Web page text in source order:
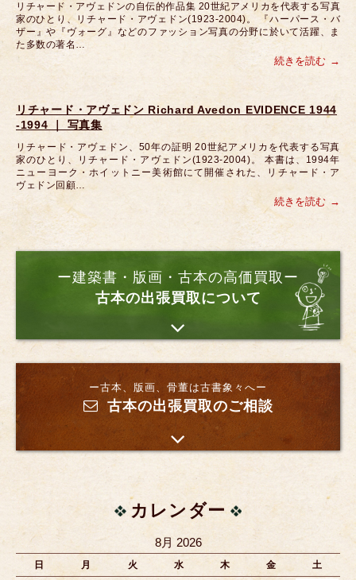
リチャード・アヴェドンの自伝的作品集 20世紀アメリカを代表する写真
家のひとり、リチャード・アヴェドン(1923-2004)。 『ハーパース・バ
ザー』や『ヴォーグ』などのファッション写真の分野に於いて活躍、ま
た多数の著名…
続きを読む
リチャード・アヴェドン Richard Avedon EVIDENCE 1944
-1994 ｜ 写真集
リチャード・アヴェドン、50年の証明 20世紀アメリカを代表する写真
家のひとり、リチャード・アヴェドン(1923-2004)。 本書は、1994年
ニューヨーク・ホイットニー美術館にて開催された、リチャード・ア
ヴェドン回顧…
続きを読む
ー建築書・版画・古本の高価買取ー
古本の出張買取について
ー古本、版画、骨董は古書象々へー
古本の出張買取のご相談
カレンダー
8月 2026
日 月 火 水 木 金 土